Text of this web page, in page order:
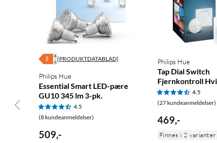
(PRODUKTDATABLAD)
Philips Hue
Essential Smart LED-pære
GU10 345 lm 3-pk.
4.5
(8 kundeanmeldelser)
509,-
Philips Hue
Tap Dial Switch
Fjernkontroll
4.5
(27 kundeanmeldelser)
469,-
Finnes i 2 varianter